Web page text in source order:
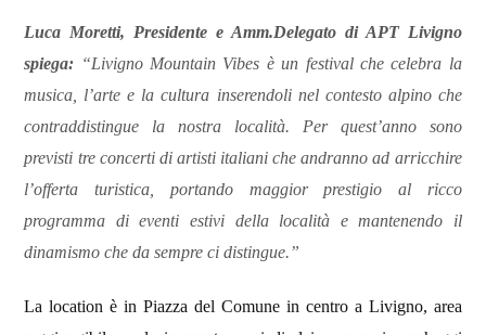
Luca Moretti, Presidente e Amm.Delegato di APT Livigno
spiega: “Livigno Mountain Vibes è un festival che celebra la
musica, l’arte e la cultura inserendoli nel contesto alpino che
contraddistingue la nostra località. Per quest’anno sono
previsti tre concerti di artisti italiani che andranno ad arricchire
l’offerta turistica, portando maggior prestigio al ricco
programma di eventi estivi della località e mantenendo il
dinamismo che da sempre ci distingue.”
La location è in Piazza del Comune in centro a Livigno, area